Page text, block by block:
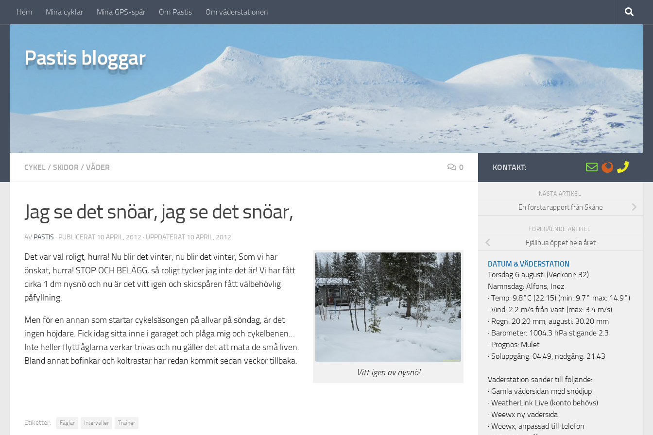
Under innehåll
Hem Mina cyklar Mina GPS-spår Om Pastis Om väderstationen
Pastis bloggar
CYKEL / SKIDOR / VÄDER 0
Jag se det snöar, jag se det snöar,
AV PASTIS · PUBLICERAT 10 APRIL, 2012 · UPPDATERAT 10 APRIL, 2012
Vitt igen av nysnö!
Det var väl roligt, hurra! Nu blir det vinter, nu blir det vinter, Som vi har
önskat, hurra! STOP OCH BELÄGG, så roligt tycker jag inte det är! Vi har fått
cirka 1 dm nysnö och nu är det vitt igen och skidspåren fått välbehövlig
påfyllning.
Men för en annan som startar cykelsäsongen på allvar på söndag, är det
ingen höjdare. Fick idag sitta inne i garaget och plåga mig och cykelbenen…
Inte heller flyttfåglarna verkar trivas och nu gäller det att mata de små liven.
Bland annat bofinkar och koltrastar har redan kommit sedan veckor tillbaka.
Etiketter: Fåglar Intervaller Trainer
KONTAKT:
NÄSTA ARTIKEL
En första rapport från Skåne
FÖREGÅENDE ARTIKEL
Fjällbua öppet hela året
DATUM & VÄDERSTATION
Torsdag 6 augusti (Veckonr: 32)
Namnsdag: Alfons, Inez
· Temp: 9.8°C (22:15) (min: 9.7° max: 14.9°)
· Vind: 2.2 m/s från väst (max: 3.4 m/s)
· Regn: 20.20 mm, augusti: 30.20 mm
· Barometer: 1004.3 hPa stigande 2.3
· Prognos: Mulet
· Soluppgång: 04:49, nedgång: 21:43
Väderstation sänder till följande:
· Gamla vädersidan med snödjup
· WeatherLink Live (konto behövs)
· Weewx ny vädersida
· Weewx, anpassad till telefon